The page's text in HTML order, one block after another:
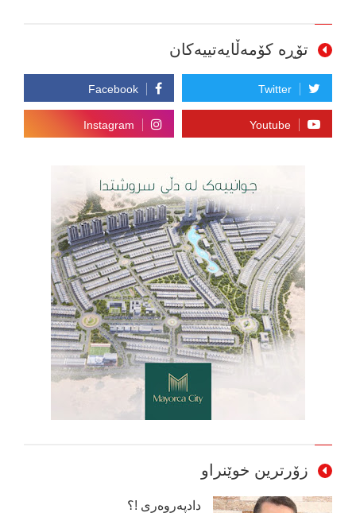
تۆڕە کۆمەڵایەتییەکان
زۆرترین خوێنراو
دادپەروەری !؟